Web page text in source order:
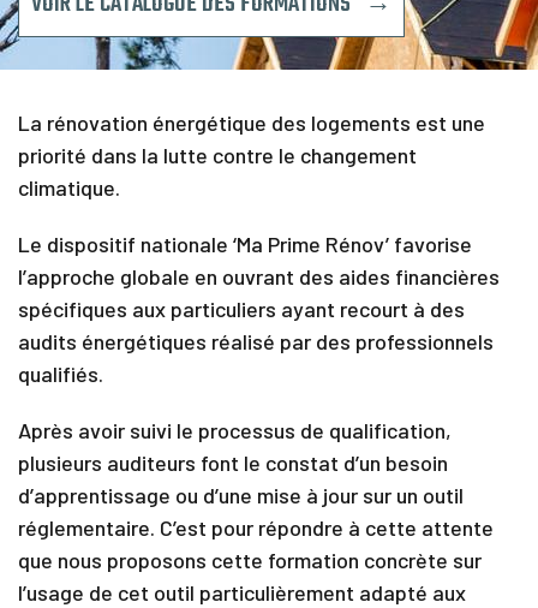
C
a
d
e
F
n
a
c
m
n
t
I
n
f
La rénovation énergétique des logements est une
priorité dans la lutte contre le changement
climatique.
Le dispositif nationale ‘Ma Prime Rénov’ favorise
l’approche globale en ouvrant des aides financières
spécifiques aux particuliers ayant recourt à des
audits énergétiques réalisé par des professionnels
qualifiés.
Après avoir suivi le processus de qualification,
plusieurs auditeurs font le constat d’un besoin
d’apprentissage ou d’une mise à jour sur un outil
réglementaire. C’est pour répondre à cette attente
que nous proposons cette formation concrète sur
l’usage de cet outil particulièrement adapté aux